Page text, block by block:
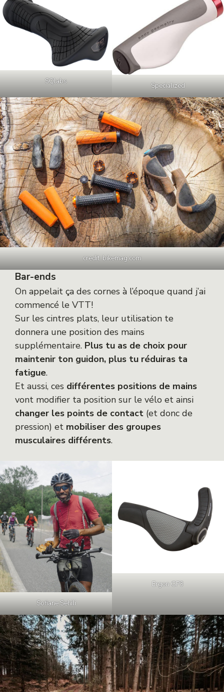
SQlabs Specialized
credit: bikemag.com
Bar-ends
On appelait ça des cornes à l’époque quand j’ai
commencé le VTT!
Sur les cintres plats, leur utilisation te
donnera une position des mains
supplémentaire. Plus tu as de choix pour
maintenir ton guidon, plus tu réduiras ta
fatigue.
Et aussi, ces différentes positions de mains
vont modifier ta position sur le vélo et ainsi
changer les points de contact (et donc de
pression) et mobiliser des groupes
musculaires différents.
Sofiane Sehili
Ergon GP3